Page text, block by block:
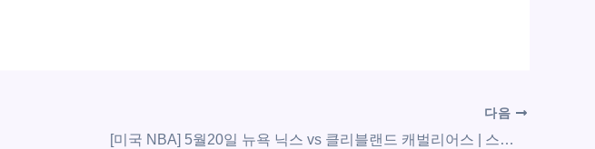
다음
[미국 NBA] 5월20일 뉴욕 닉스 vs 클리블랜드 캐벌리어스 | 스포츠 분석 무료 중계 토친놈